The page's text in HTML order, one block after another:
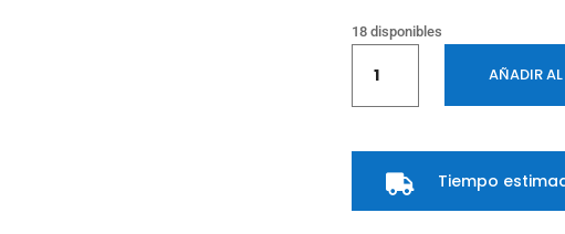
18 disponibles
Lenovo
ThinkPad
16-
Backpack
AÑADIR
 Tiempo